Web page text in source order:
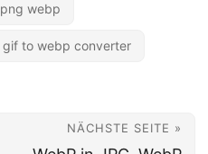
png webp
gif to webp converter
NÄCHSTE SEITE »